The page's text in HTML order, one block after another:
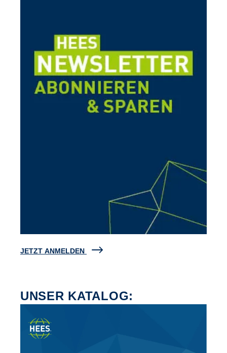
JETZT ANMELDEN
UNSER KATALOG: